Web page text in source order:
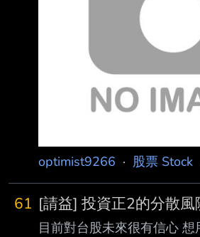
根就徹底斷頭。 感覺心理上
當成可複製成功模式，問題
道真的要被強 平才會醒嗎？
Sent from JPTT on my
我朋友，我
optimist9266 · 股票 Stock
61 [請益] 投資正2的分散風
目前對台股未來很有信心